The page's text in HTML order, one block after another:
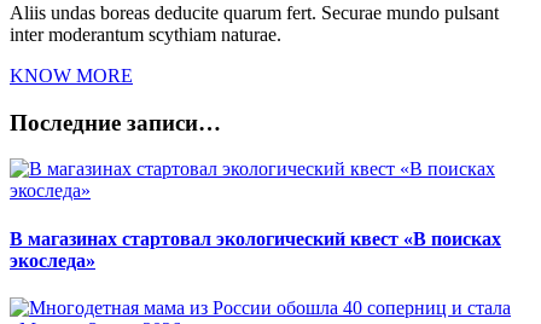
Aliis undas boreas deducite quarum fert. Securae mundo pulsant
inter moderantum scythiam naturae.
KNOW MORE
Последние записи…
В магазинах стартовал экологический квест «В поисках
экоследа»